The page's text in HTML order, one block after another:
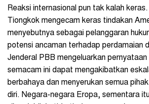
Reaksi internasional pun tak kalah
Tiongkok mengecam keras tindakan
menyebutnya sebagai pelanggaran
potensi ancaman terhadap perdamaian
Jenderal PBB mengeluarkan
semacam ini dapat mengakibatkan
berbahaya dan menyerukan semua
diri. Negara-negara Eropa, sementara